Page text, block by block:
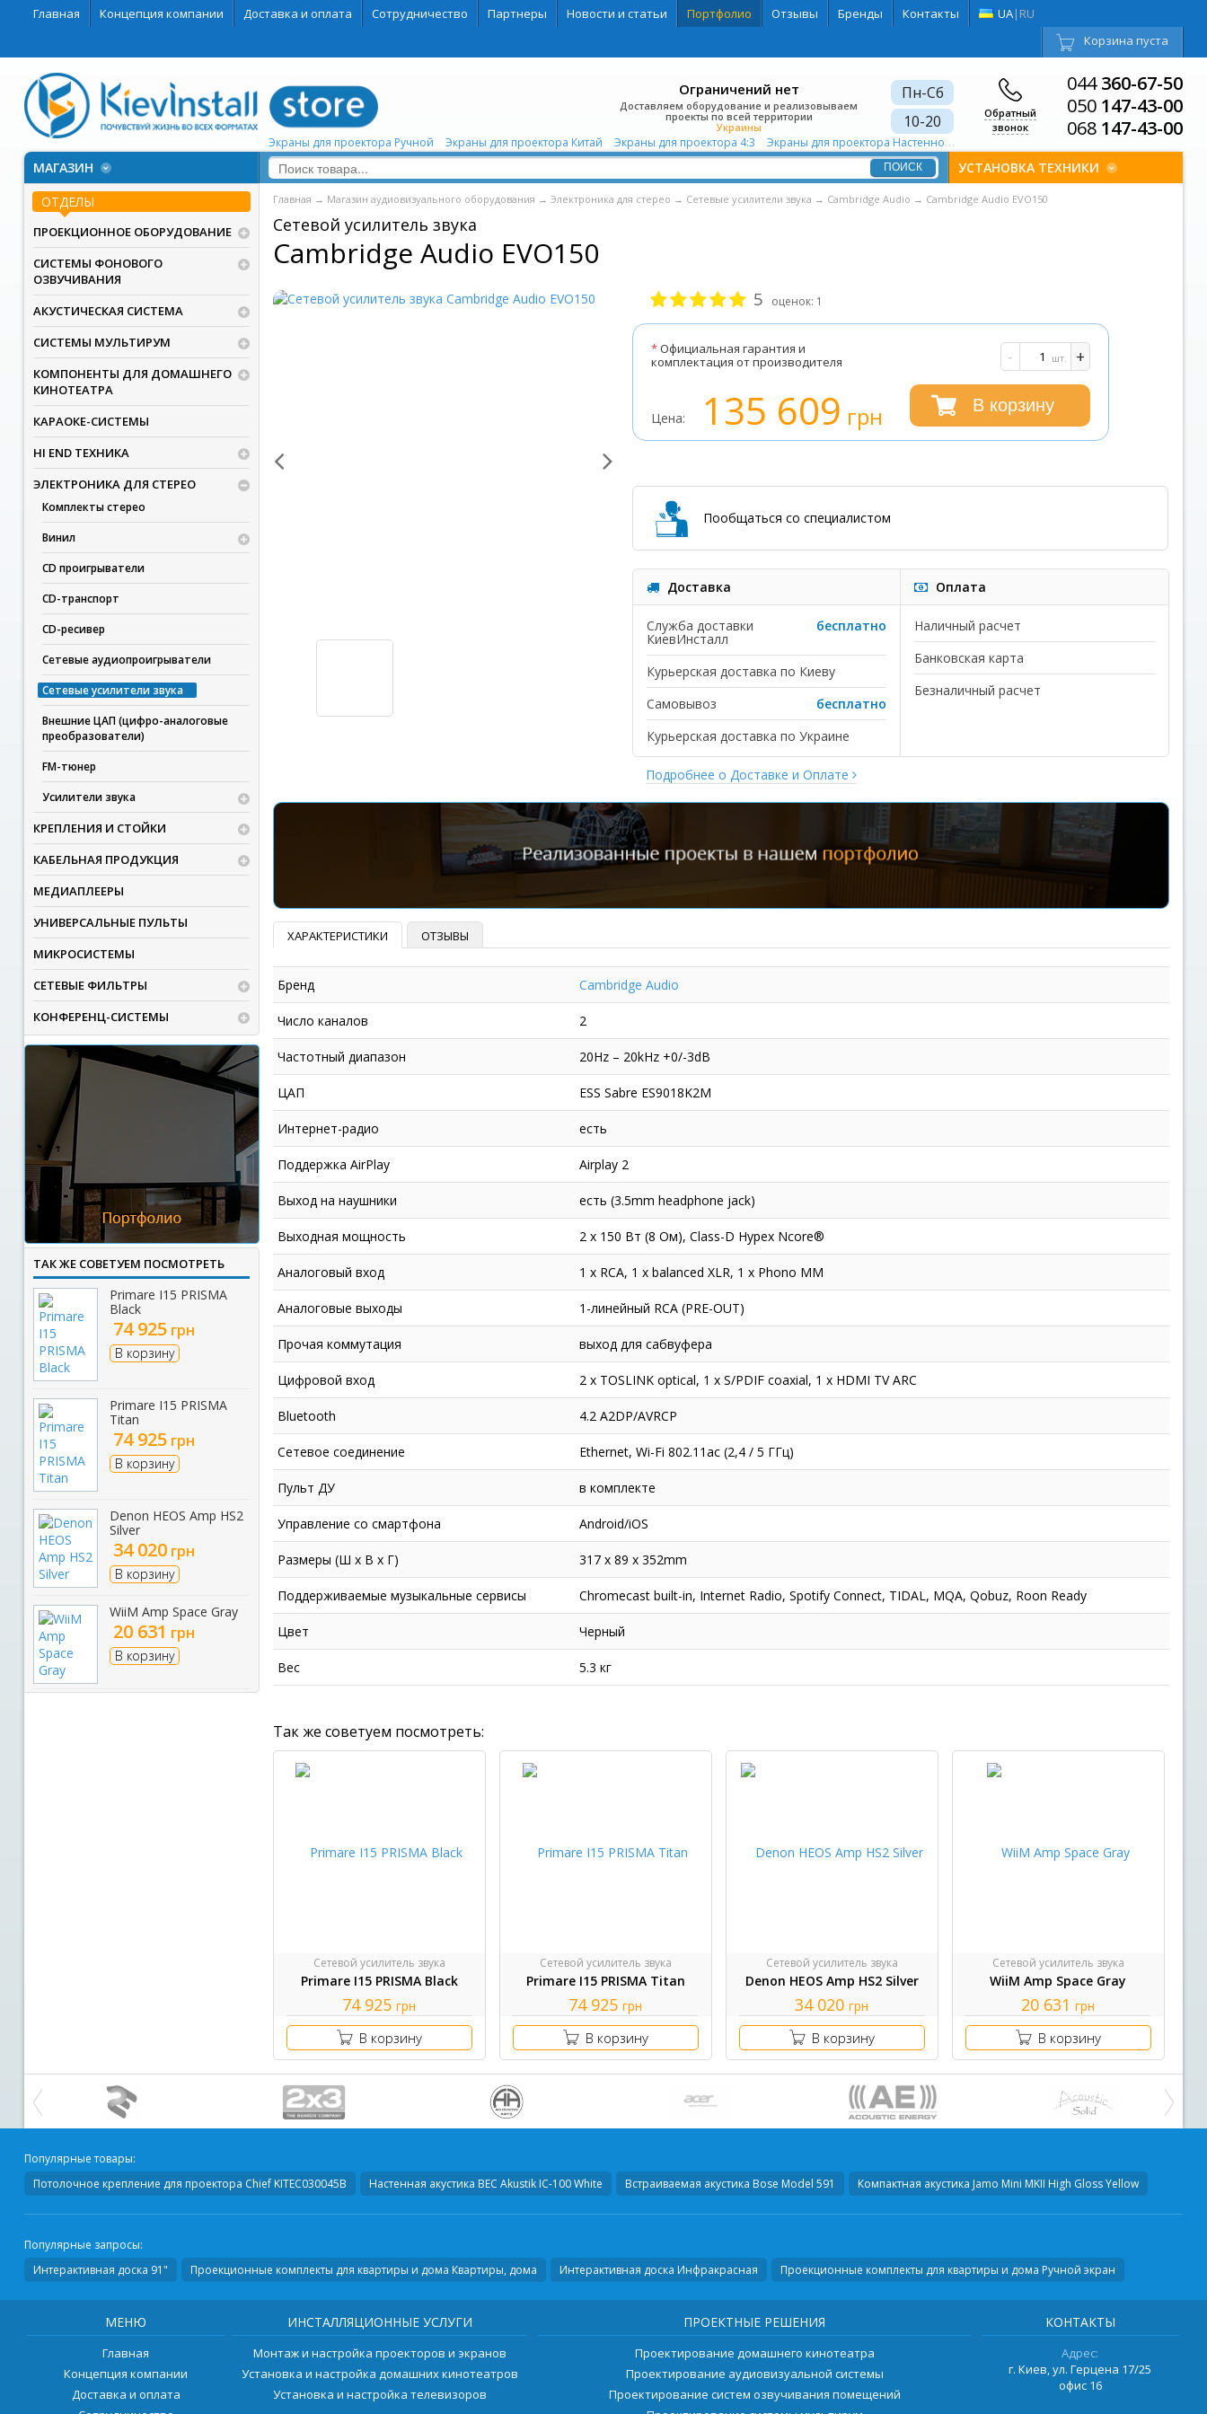
Главная Концепция компании Доставка и оплата Сотрудничество Партнеры Новости и статьи Портфолио Отзывы Бренды Контакты UA| RU
Корзина пуста
044360-67-50
050 147-43-00
068 147-43-00
Обратный
звонок
Пн-Сб
10-20
Ограничений нет
Доставляем оборудование и реализовываем
проекты по всей территории
Украины
МАГАЗИН
Экраны для проектора Ручной Экраны для проектора Китай Экраны для проектора 4:3 Экраны для проектора Настенно-потолочный
УСТАНОВКА ТЕХНИКИ
ОТДЕЛЫ
ПРОЕКЦИОННОЕ ОБОРУДОВАНИЕ
СИСТЕМЫ ФОНОВОГО
ОЗВУЧИВАНИЯ
АКУСТИЧЕСКАЯ СИСТЕМА
СИСТЕМЫ МУЛЬТИРУМ
КОМПОНЕНТЫ ДЛЯ ДОМАШНЕГО
КИНОТЕАТРА
КАРАОКЕ-СИСТЕМЫ
HI END ТЕХНИКА
ЭЛЕКТРОНИКА ДЛЯ СТЕРЕО
Комплекты стерео
Винил
CD проигрыватели
CD-транспорт
CD-ресивер
Сетевые аудиопроигрыватели
Сетевые усилители звука
Внешние ЦАП (цифро-аналоговые
преобразователи)
FM-тюнер
Усилители звука
КРЕПЛЕНИЯ И СТОЙКИ
КАБЕЛЬНАЯ ПРОДУКЦИЯ
МЕДИАПЛЕЕРЫ
УНИВЕРСАЛЬНЫЕ ПУЛЬТЫ
МИКРОСИСТЕМЫ
СЕТЕВЫЕ ФИЛЬТРЫ
КОНФЕРЕНЦ-СИСТЕМЫ
ТАК ЖЕ СОВЕТУЕМ ПОСМОТРЕТЬ
Primare I15 PRISMA
Black
74 925грн
В корзину
Primare I15 PRISMA
Titan
74 925грн
В корзину
Denon HEOS Amp HS2
Silver
34 020грн
В корзину
WiiM Amp Space Gray
20 631 грн
В корзину
Главная → Магазин аудиовизуального оборудования → Электроника для стерео → Сетевые усилители звука → Cambridge Audio → Cambridge Audio EVO150
Сетевой усилитель звука
Cambridge Audio EVO150
5 оценок: 1
*Официальная гарантия и
комплектация от производителя
- +
шт.
Цена: 135 609 грн В корзину
Пообщаться со специалистом
Доставка
Служба доставки
КиевИнсталл
бесплатно
Курьерская доставка по Киеву
Самовывоз
бесплатно
Курьерская доставка по Украине
Оплата
Наличный расчет
Банковская карта
Безналичный расчет
Подробнее о Доставке и Оплате
ХАРАКТЕРИСТИКИ ОТЗЫВЫ
Бренд Cambridge Audio
Число каналов 2
Частотный диапазон 20Hz – 20kHz +0/-3dB
ЦАП ESS Sabre ES9018K2M
Интернет-радио есть
Поддержка AirPlay Airplay 2
Выход на наушники есть (3.5mm headphone jack)
Выходная мощность 2 х 150 Вт (8 Ом), Class-D Hypex Ncore®
Аналоговый вход 1 x RCA, 1 x balanced XLR, 1 x Phono MM
Аналоговые выходы 1-линейный RCA (PRE-OUT)
Прочая коммутация выход для сабвуфера
Цифровой вход 2 x TOSLINK optical, 1 x S/PDIF coaxial, 1 x HDMI TV ARC
Bluetooth 4.2 A2DP/AVRCP
Сетевое соединение Ethernet, Wi-Fi 802.11ac (2,4 / 5 ГГц)
Пульт ДУ в комплекте
Управление со смартфона Android/iOS
Размеры (Ш x В x Г) 317 x 89 x 352mm
Поддерживаемые музыкальные сервисы Chromecast built-in, Internet Radio, Spotify Connect, TIDAL, MQA, Qobuz, Roon Ready
Цвет Черный
Вес 5.3 кг
Так же советуем посмотреть:
Сетевой усилитель звука
Primare I15 PRISMA Black
74 925 грн
В корзину
Сетевой усилитель звука
Primare I15 PRISMA Titan
74 925грн
В корзину
Сетевой усилитель звука
Denon HEOS Amp HS2 Silver
34 020грн
В корзину
Сетевой усилитель звука
WiiM Amp Space Gray
20 631грн
В корзину
Популярные товары:
Потолочное крепление для проектора Chief KITEC030045B Настенная акустика BEC Akustik IC-100 White Встраиваемая акустика Bose Model 591 Компактная акустика Jamo Mini MKII High Gloss Yellow
Популярные запросы:
Интерактивная доска 91"
Проекционные комплекты для квартиры и дома Квартиры, дома Интерактивная доска Инфракрасная Проекционные комплекты для квартиры и дома Ручной экран
МЕНЮ
Главная
Концепция компании
Доставка и оплата
ИНСТАЛЛЯЦИОННЫЕ УСЛУГИ
Монтаж и настройка проекторов и экранов
Установка и настройка домашних кинотеатров
Установка и настройка телевизоров
ПРОЕКТНЫЕ РЕШЕНИЯ
Проектирование домашнего кинотеатра
Проектирование аудиовизуальной системы
Проектирование систем озвучивания помещений
КОНТАКТЫ
Адрес:
г. Киев, ул. Герцена 17/25
офис 16